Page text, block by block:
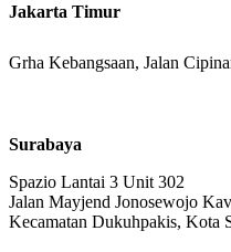
Jakarta Timur
Grha Kebangsaan, Jalan
Surabaya
Spazio Lantai 3 Unit 302
Jalan Mayjend Jonosewojo
Kecamatan Dukuhpakis, Kota